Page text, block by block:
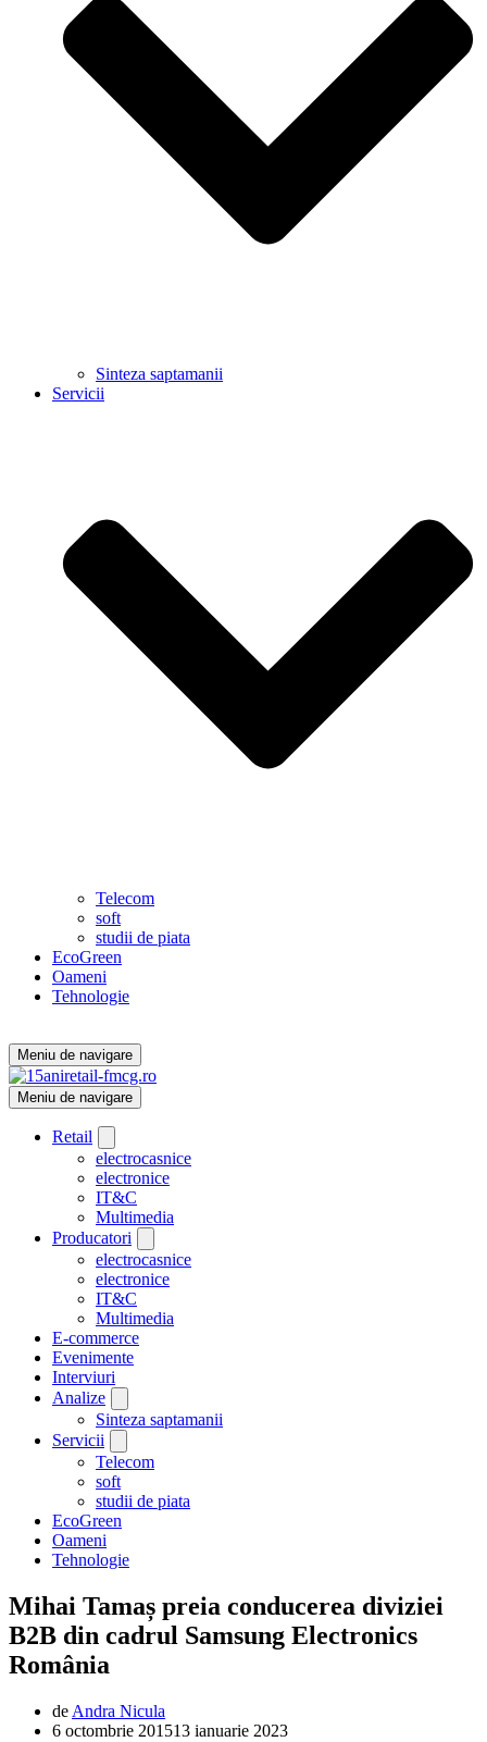
Sinteza saptamanii
Servicii
Telecom
soft
studii de piata
EcoGreen
Oameni
Tehnologie
Meniu de navigare
Meniu de navigare
Retail
electrocasnice
electronice
IT&C
Multimedia
Producatori
electrocasnice
electronice
IT&C
Multimedia
E-commerce
Evenimente
Interviuri
Analize
Sinteza saptamanii
Servicii
Telecom
soft
studii de piata
EcoGreen
Oameni
Tehnologie
Mihai Tamaș preia conducerea diviziei
B2B din cadrul Samsung Electronics
România
de Andra Nicula
6 octombrie 201513 ianuarie 2023